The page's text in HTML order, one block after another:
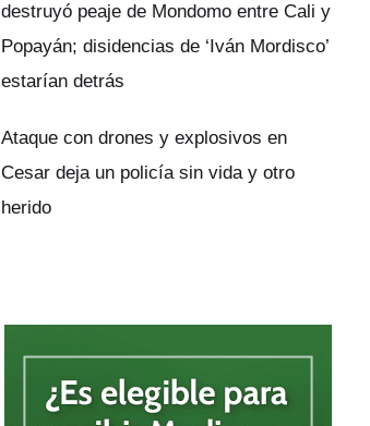
destruyó peaje de Mondomo entre Cali y
Popayán; disidencias de ‘Iván Mordisco’
estarían detrás
Ataque con drones y explosivos en
Cesar deja un policía sin vida y otro
herido